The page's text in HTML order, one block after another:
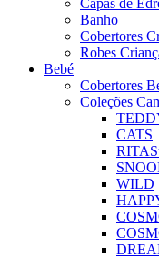
Banho
Cobertores
Robes
Bebé
Cobertores
Coleções
CATS
RITA
WILD